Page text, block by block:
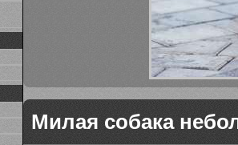
Милая собака